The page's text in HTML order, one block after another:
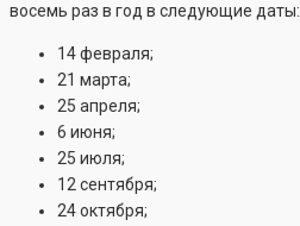
восемь раз в год в следующие даты:
14 февраля;
21 марта;
25 апреля;
6 июня;
25 июля;
12 сентября;
24 октября;